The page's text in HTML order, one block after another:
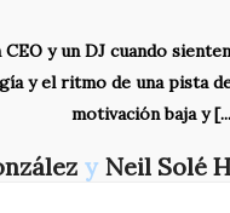
y un DJ cuando
y el ritmo de una pista
motivación baja y
y Neil Solé